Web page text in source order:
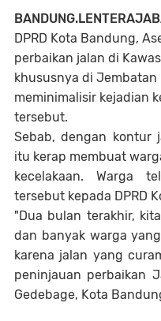
DPRD Kota Bandung,
perbaikan jalan di
khususnya di Jembatan
meminimalisir kejadian
tersebut.
Sebab, dengan kontur
itu kerap membuat
kecelakaan. Warga
tersebut kepada DPRD
"Dua bulan terakhir,
dan banyak warga
karena jalan yang
peninjauan perbaikan
Gedebage, Kota